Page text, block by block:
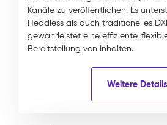
Kanäle zu veröffentlichen. Es
Headless als auch traditionelles
gewährleistet eine effiziente,
Bereitstellung von Inhalten.
Weitere Details